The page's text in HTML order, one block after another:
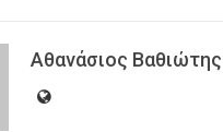
Αθανάσιος Βαθιώτης